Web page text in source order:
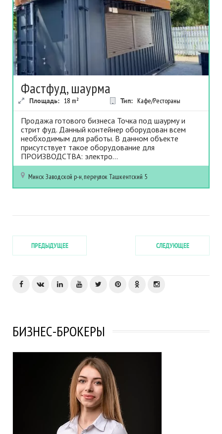
Фастфуд, шаурма
Площадь: 18 m² Тип: Кафе/Рестораны
Продажа готового бизнеса Точка под шаурму и
стрит фуд. Данный контейнер оборудован всем
необходимым для работы. В данном объекте
присутствует такое оборудование для
ПРОИЗВОДСТВА: электро...
МинскЗаводской р-н, переулок Ташкентский 5
ПРЕДЫДУЩЕЕ СЛЕДУЮЩЕЕ
БИЗНЕС-БРОКЕРЫ